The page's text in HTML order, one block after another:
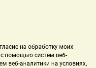
на обработку моих
помощью систем веб-
веб-аналитики на условиях,